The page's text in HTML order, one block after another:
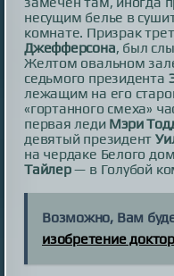
несущим белье в
комнате. Призрак
Джефферсона, был
Желтом овальном
седьмого президента
лежащим на его
«гортанного смеха»
первая леди Мэри
девятый президент
на чердаке Белого
Тайлер— в Голубой
Возможно, Вам
изобретение